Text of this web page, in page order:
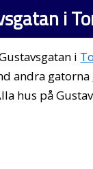
i
i
andra gatorna
hus på